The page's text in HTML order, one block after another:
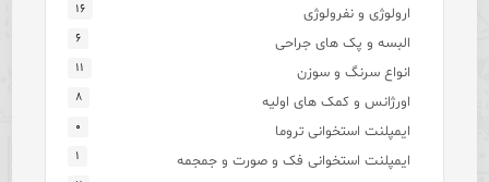
ارولوژی و نفرولوژی ۱۶
البسه و پک های جراحی ۶
انواع سرنگ و سوزن ۱۱
اورژانس و کمک های اولیه ۸
ایمپلنت استخوانی تروما ۰
ایمپلنت استخوانی فک و صورت و جمجمه ۱